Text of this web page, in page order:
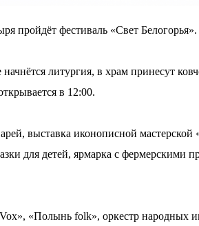
пройдёт фестиваль «Свет
литургия, в храм принесут
в 12:00.
выставка иконописной
для детей, ярмарка с фермерскими
«Полынь folk», оркестр народных